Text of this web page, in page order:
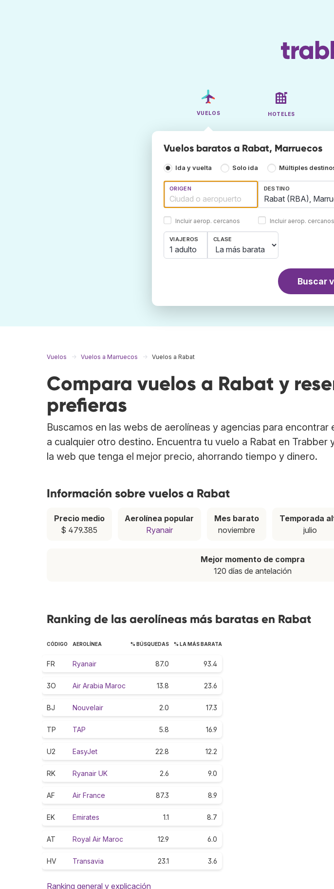
VUELOS HOTELES
Vuelos baratos a Rabat, Marruecos
Ida y vuelta Solo ida Múltiples
ORIGEN
Incluir aerop. cercanos
DESTINO
Incluir aerop. cercanos
VIAJEROS
1 adulto
CLASE
Buscar
Vuelos Vuelos a Marruecos Vuelos a Rabat
Compara vuelos a Rabat y
prefieras
Buscamos en las webs de aerolíneas y agencias para encontrar
a cualquier otro destino. Encuentra tu vuelo a Rabat en
la web que tenga el mejor precio, ahorrando tiempo y dinero.
Información sobre vuelos a Rabat
Precio medio
$ 479.385
Aerolínea popular
Ryanair
Mes barato
noviembre
Temporada
julio
Mejor momento de compra
120 días de antelación
Ranking de las aerolíneas más baratas en Rabat
CÓDIGO AEROLÍNEA % BÚSQUEDAS % LA MÁS BARATA
FR Ryanair 87.0 93.4
3O Air Arabia Maroc 13.8 23.6
BJ Nouvelair 2.0 17.3
TP TAP 5.8 16.9
U2 EasyJet 22.8 12.2
RK Ryanair UK 2.6 9.0
AF Air France 87.3 8.9
EK Emirates 1.1 8.7
AT Royal Air Maroc 12.9 6.0
HV Transavia 23.1 3.6
Ranking general y explicación